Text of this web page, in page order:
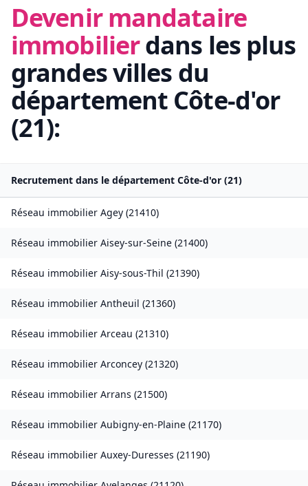
Devenir mandataire
immobilierdans les plus
grandes villes du
département Côte-d'or
(21):
Recrutement dans le département Côte-d'or (21)
Réseau immobilier Agey (21410)
Réseau immobilier Aisey-sur-Seine (21400)
Réseau immobilier Aisy-sous-Thil (21390)
Réseau immobilier Antheuil (21360)
Réseau immobilier Arceau (21310)
Réseau immobilier Arconcey (21320)
Réseau immobilier Arrans (21500)
Réseau immobilier Aubigny-en-Plaine (21170)
Réseau immobilier Auxey-Duresses (21190)